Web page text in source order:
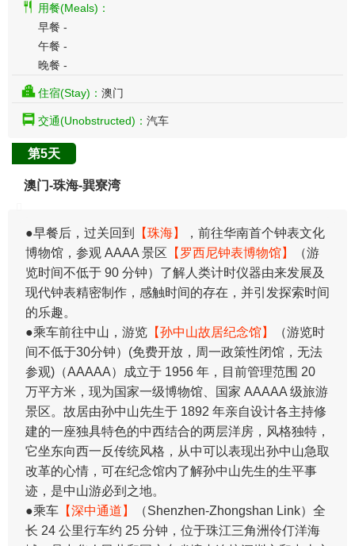
用餐(Meals)：
早餐 -
午餐 -
晚餐 -
住宿(Stay)： 澳门
交通(Unobstructed)： 汽车
第5天
澳门-珠海-巽寮湾
●早餐后，过关回到 【珠海】
，前往华南首个钟表文化
博物馆，参观 AAAA 景区 【罗西尼钟表博物馆】
（游
览时间不低于 90 分钟）了解人类计时仪器由来发展及
现代钟表精密制作，感触时间的存在，并引发探索时间
的乐趣。
●乘车前往中山，游览 【孙中山故居纪念馆】
（游览时
间不低于30分钟）(免费开放，周一政策性闭馆，无法
参观)（AAAAA）成立于 1956 年，目前管理范围 20
万平方米，现为国家一级博物馆、国家 AAAAA 级旅游
景区。故居由孙中山先生于 1892 年亲自设计各主持修
建的一座独具特色的中西结合的两层洋房，风格独特，
它坐东向西一反传统风格，从中可以表现出孙中山急取
改革的心情，可在纪念馆内了解孙中山先生的生平事
迹，是中山游必到之地。
●乘车 【深中通道】
（Shenzhen-Zhongshan Link）全
长 24 公里行车约 25 分钟，位于珠江三角洲伶仃洋海